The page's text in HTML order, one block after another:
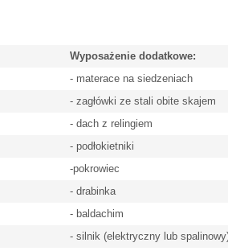
Wyposażenie dodatkowe:
- materace na siedzeniach
- zagłówki ze stali obite skajem
- dach z relingiem
- podłokietniki
-pokrowiec
- drabinka
- baldachim
- silnik (elektryczny lub